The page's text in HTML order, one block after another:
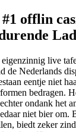
#1 offlin
live
de Nederlands
eentje niet
bedragen.
ondank het
niet bier om.
biedt zeker